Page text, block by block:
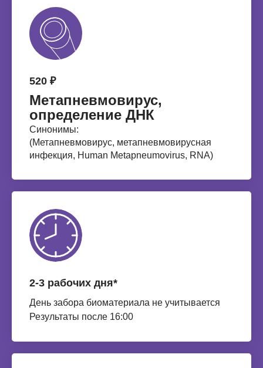
520 ₽
Метапневмовирус,
определение ДНК
Синонимы:
(Метапневмовирус, метапневмовирусная
инфекция, Human Metapneumovirus, RNA)
2-3 рабочих дня*
День забора биоматериала не учитывается
Результаты после 16:00